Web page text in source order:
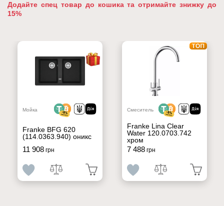
Додайте спец товар до кошика та отримайте знижку до
15%
Мойка
Franke BFG 620
(114.0363.940) оникс
11 908грн
Смеситель
Franke Lina Clear
Water 120.0703.742
хром
7 488грн